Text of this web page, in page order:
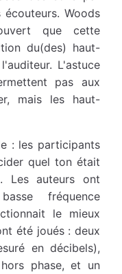
Woods
que cette
du(des) haut-
L'astuce
pas aux
mais les haut-
: les participants
quel ton était
Les auteurs ont
fréquence
le mieux
été joués : deux
en décibels),
phase, et un